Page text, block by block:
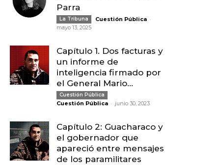
Parra
La Tribuna Cuestión Pública -
mayo 13, 2025
Capítulo 1. Dos facturas y
un informe de
inteligencia firmado por
el General Mario...
Cuestión Pública
Cuestión Pública - junio 30, 2023
Capítulo 2: Guacharaco y
el gobernador que
apareció entre mensajes
de los paramilitares